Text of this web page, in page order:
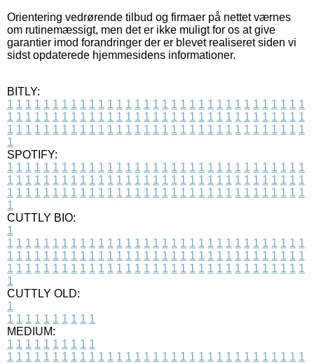
Orientering vedrørende tilbud og firmaer på nettet værnes
om rutinemæssigt, men det er ikke muligt for os at give
garantier imod forandringer der er blevet realiseret siden vi
sidst opdaterede hjemmesidens informationer.
BITLY:
1 1 1 1 1 1 1 1 1 1 1 1 1 1 1 1 1 1 1 1 1 1 1 1 1 1 1 1 1 1 1 1 1
1 1 1 1 1 1 1 1 1 1 1 1 1 1 1 1 1 1 1 1 1 1 1 1 1 1 1 1 1 1 1 1 1
1 1 1 1 1 1 1 1 1 1 1 1 1 1 1 1 1 1 1 1 1 1 1 1 1 1 1 1 1 1 1 1 1
1
SPOTIFY:
1 1 1 1 1 1 1 1 1 1 1 1 1 1 1 1 1 1 1 1 1 1 1 1 1 1 1 1 1 1 1 1 1
1 1 1 1 1 1 1 1 1 1 1 1 1 1 1 1 1 1 1 1 1 1 1 1 1 1 1 1 1 1 1 1 1
1 1 1 1 1 1 1 1 1 1 1 1 1 1 1 1 1 1 1 1 1 1 1 1 1 1 1 1 1 1 1 1 1
1
CUTTLY BIO:
1
1 1 1 1 1 1 1 1 1 1 1 1 1 1 1 1 1 1 1 1 1 1 1 1 1 1 1 1 1 1 1 1 1
1 1 1 1 1 1 1 1 1 1 1 1 1 1 1 1 1 1 1 1 1 1 1 1 1 1 1 1 1 1 1 1 1
1 1 1 1 1 1 1 1 1 1 1 1 1 1 1 1 1 1 1 1 1 1 1 1 1 1 1 1 1 1 1 1 1
1
CUTTLY OLD:
1
1 1 1 1 1 1 1 1 1 1
MEDIUM:
1 1 1 1 1 1 1 1 1 1
1 1 1 1 1 1 1 1 1 1 1 1 1 1 1 1 1 1 1 1 1 1 1 1 1 1 1 1 1 1 1 1 1